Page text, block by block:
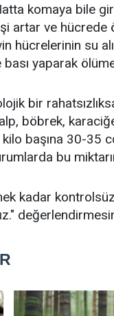
komaya bile
artar ve
hücrelerinin su
yaparak
bir
böbrek,
başına 30-35 cc
bu
kadar